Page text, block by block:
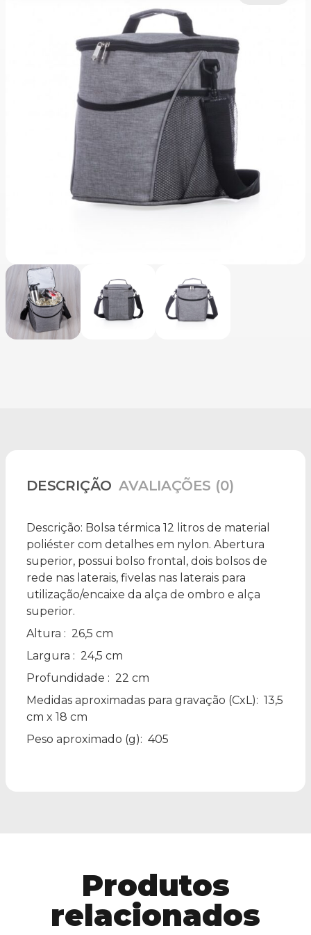
DESCRIÇÃO AVALIAÇÕES (0)
Descrição: Bolsa térmica 12 litros de material
poliéster com detalhes em nylon. Abertura
superior, possui bolso frontal, dois bolsos de
rede nas laterais, fivelas nas laterais para
utilização/encaixe da alça de ombro e alça
superior.
Altura : 26,5 cm
Largura : 24,5 cm
Profundidade : 22 cm
Medidas aproximadas para gravação (CxL): 13,5
cm x 18 cm
Peso aproximado (g): 405
Produtos
relacionados